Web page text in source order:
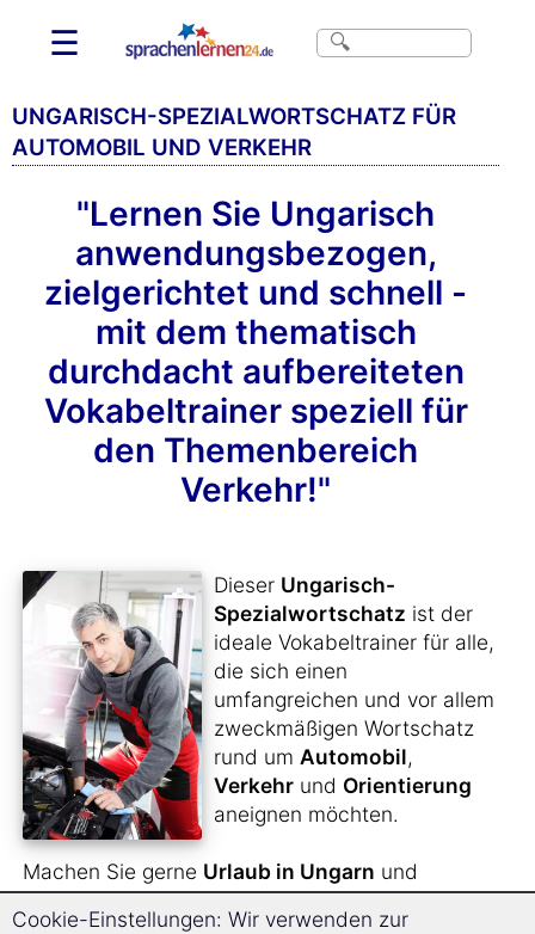
☰
UNGARISCH-SPEZIALWORTSCHATZ FÜR
AUTOMOBIL UND VERKEHR
"Lernen Sie Ungarisch
anwendungsbezogen,
zielgerichtet und schnell -
mit dem thematisch
durchdacht aufbereiteten
Vokabeltrainer speziell für
den Themenbereich
Verkehr!"
Dieser Ungarisch-
Spezialwortschatz ist der
ideale Vokabeltrainer für alle,
die sich einen
umfangreichen und vor allem
zweckmäßigen Wortschatz
rund um Automobil,
Verkehr und Orientierung
aneignen möchten.
Machen Sie gerne Urlaub in Ungarn und
möchten für Ihre Reise dorthin gerüstet sein?
Cookie-Einstellungen: Wir verwenden zur